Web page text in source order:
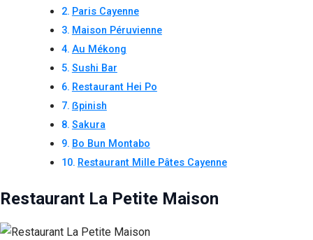
Paris Cayenne
Maison Péruvienne
Au Mékong
Sushi Bar
Restaurant Hei Po
ẞpinish
Sakura
Bo Bun Montabo
Restaurant Mille Pâtes Cayenne
Restaurant La Petite Maison